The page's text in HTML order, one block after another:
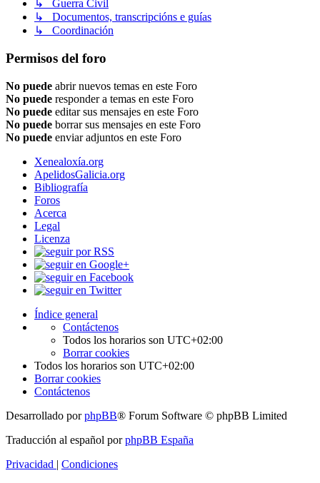
↳ Guerra Civil
↳ Documentos, transcripcións e guías
↳ Coordinación
Permisos del foro
No puede abrir nuevos temas en este Foro
No puede responder a temas en este Foro
No puede editar sus mensajes en este Foro
No puede borrar sus mensajes en este Foro
No puede enviar adjuntos en este Foro
Xenealoxía.org
ApelidosGalicia.org
Bibliografía
Foros
Acerca
Legal
Licenza
Índice general
Contáctenos
Todos los horarios son UTC+02:00
Borrar cookies
Todos los horarios son UTC+02:00
Borrar cookies
Contáctenos
Desarrollado porphpBB® Forum Software © phpBB Limited
Traducción al español porphpBB España
Privacidad | Condiciones